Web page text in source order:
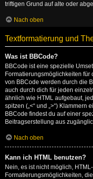
triftigen Grund auf alte oder
Nach oben
Textformatierung und
Was ist BBCode?
BBCode ist eine spezielle
Formatierungsmöglichkeiten für
von BBCode werden durch die
auch durch dich für jeden
ähnlich wie HTML aufgebaut,
spitzen („<“ und „>“)
BBCode findest du auf einer
Beitragserstellung aus
Nach oben
Kann ich HTML benutzen?
Nein, es ist nicht möglich,
Formatierungsmöglichkeiten,